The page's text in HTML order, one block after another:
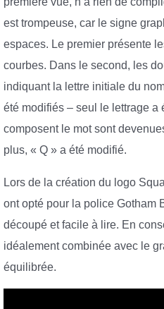
est trompeuse, car le signe
espaces. Le premier présente
courbes. Dans le second, les
indiquant la lettre initiale du
été modifiés – seul le lettrage a
composent le mot sont
plus, « Q » a été modifié.
Lors de la création du logo
ont opté pour la police Gotham
découpé et facile à lire. En
idéalement combinée avec le
équilibrée.